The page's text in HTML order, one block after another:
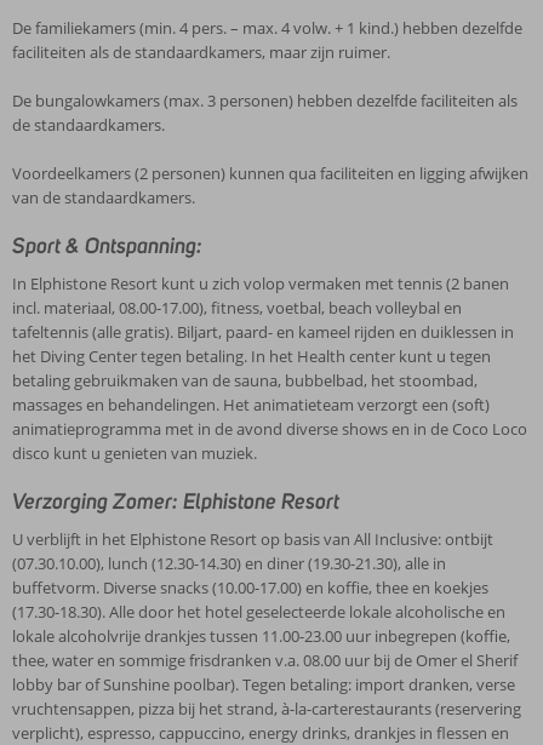
De familiekamers (min. 4 pers. – max. 4 volw. + 1 kind.) hebben dezelfde
faciliteiten als de standaardkamers, maar zijn ruimer.
De bungalowkamers (max. 3 personen) hebben dezelfde faciliteiten als
de standaardkamers.
Voordeelkamers (2 personen) kunnen qua faciliteiten en ligging afwijken
van de standaardkamers.
Sport & Ontspanning:
In Elphistone Resort kunt u zich volop vermaken met tennis (2 banen
incl. materiaal, 08.00-17.00), fitness, voetbal, beach volleybal en
tafeltennis (alle gratis). Biljart, paard- en kameel rijden en duiklessen in
het Diving Center tegen betaling. In het Health center kunt u tegen
betaling gebruikmaken van de sauna, bubbelbad, het stoombad,
massages en behandelingen. Het animatieteam verzorgt een (soft)
animatieprogramma met in de avond diverse shows en in de Coco Loco
disco kunt u genieten van muziek.
Verzorging Zomer: Elphistone Resort
U verblijft in het Elphistone Resort op basis van All Inclusive: ontbijt
(07.30.10.00), lunch (12.30-14.30) en diner (19.30-21.30), alle in
buffetvorm. Diverse snacks (10.00-17.00) en koffie, thee en koekjes
(17.30-18.30). Alle door het hotel geselecteerde lokale alcoholische en
lokale alcoholvrije drankjes tussen 11.00-23.00 uur inbegrepen (koffie,
thee, water en sommige frisdranken v.a. 08.00 uur bij de Omer el Sherif
lobby bar of Sunshine poolbar). Tegen betaling: import dranken, verse
vruchtensappen, pizza bij het strand, à-la-carterestaurants (reservering
verplicht), espresso, cappuccino, energy drinks, drankjes in flessen en